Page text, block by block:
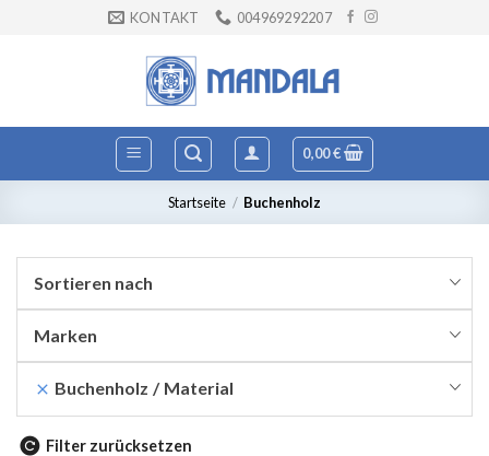
KONTAKT 004969292207
0,00€
Startseite / Buchenholz
Sortieren nach
Marken
Buchenholz Material
Filter zurücksetzen